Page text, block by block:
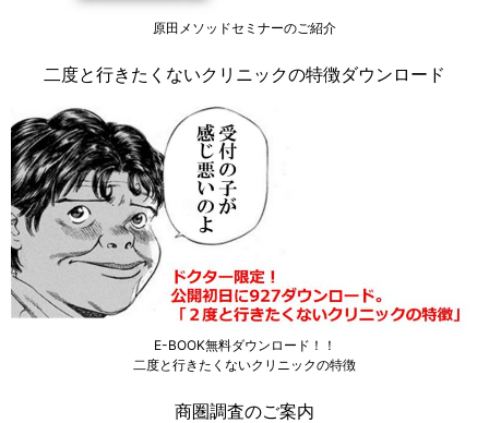
原田メソッドセミナーのご紹介
二度と行きたくないクリニックの特徴ダウンロード
E-BOOK無料ダウンロード！！
二度と行きたくないクリニックの特徴
商圏調査のご案内